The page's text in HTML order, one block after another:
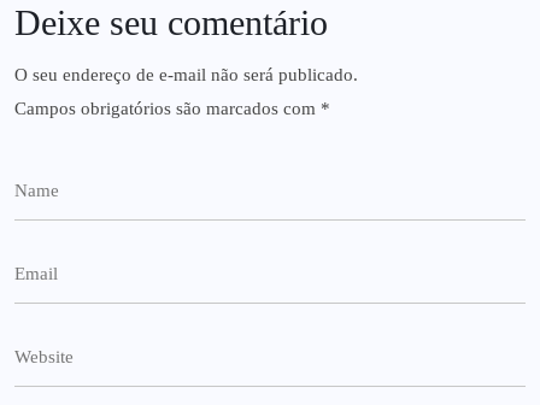
Deixe seu comentário
O seu endereço de e-mail não será publicado.
Campos obrigatórios são marcados com *